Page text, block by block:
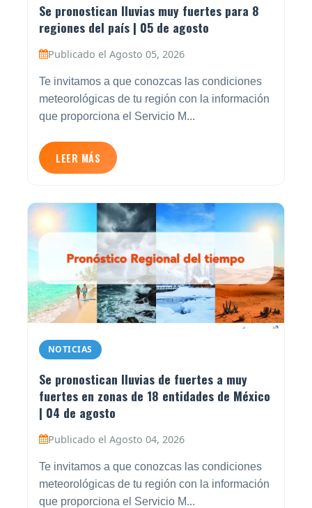
Se pronostican lluvias muy fuertes para 8
regiones del país | 05 de agosto
Publicado el Agosto 05, 2026
Te invitamos a que conozcas las condiciones
meteorológicas de tu región con la información
que proporciona el Servicio M...
LEER MÁS
NOTICIAS
Se pronostican lluvias de fuertes a muy
fuertes en zonas de 18 entidades de México
| 04 de agosto
Publicado el Agosto 04, 2026
Te invitamos a que conozcas las condiciones
meteorológicas de tu región con la información
que proporciona el Servicio M...